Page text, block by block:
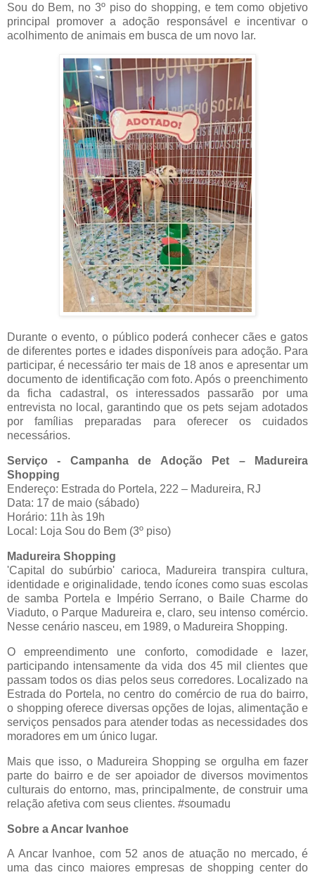
Sou do Bem, no 3º piso do shopping, e tem como objetivo
principal promover a adoção responsável e incentivar o
acolhimento de animais em busca de um novo lar.
Durante o evento, o público poderá conhecer cães e gatos
de diferentes portes e idades disponíveis para adoção. Para
participar, é necessário ter mais de 18 anos e apresentar um
documento de identificação com foto. Após o preenchimento
da ficha cadastral, os interessados passarão por uma
entrevista no local, garantindo que os pets sejam adotados
por famílias preparadas para oferecer os cuidados
necessários.
Serviço - Campanha de Adoção Pet – Madureira
Shopping
Endereço: Estrada do Portela, 222 – Madureira, RJ
Data: 17 de maio (sábado)
Horário: 11h às 19h
Local: Loja Sou do Bem (3º piso)
Madureira Shopping
'Capital do subúrbio' carioca, Madureira transpira cultura,
identidade e originalidade, tendo ícones como suas escolas
de samba Portela e Império Serrano, o Baile Charme do
Viaduto, o Parque Madureira e, claro, seu intenso comércio.
Nesse cenário nasceu, em 1989, o Madureira Shopping.
O empreendimento une conforto, comodidade e lazer,
participando intensamente da vida dos 45 mil clientes que
passam todos os dias pelos seus corredores. Localizado na
Estrada do Portela, no centro do comércio de rua do bairro,
o shopping oferece diversas opções de lojas, alimentação e
serviços pensados para atender todas as necessidades dos
moradores em um único lugar.
Mais que isso, o Madureira Shopping se orgulha em fazer
parte do bairro e de ser apoiador de diversos movimentos
culturais do entorno, mas, principalmente, de construir uma
relação afetiva com seus clientes. #soumadu
Sobre a Ancar Ivanhoe
A Ancar Ivanhoe, com 52 anos de atuação no mercado, é
uma das cinco maiores empresas de shopping center do